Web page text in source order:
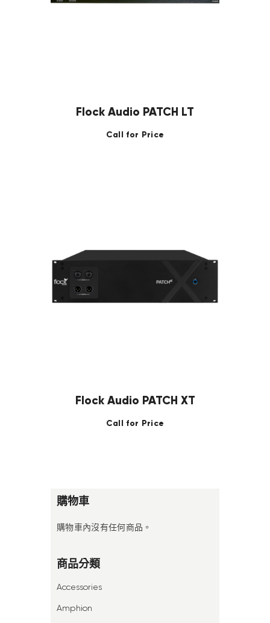
Flock Audio PATCH LT
Call for Price
Flock Audio PATCH XT
Call for Price
購物車
購物車內沒有任何商品。
商品分類
Accessories
Amphion